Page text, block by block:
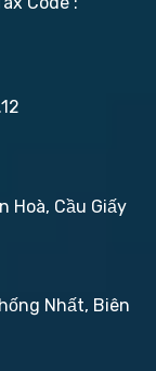
Hoà, Cầu Giấy
Nhất, Biên